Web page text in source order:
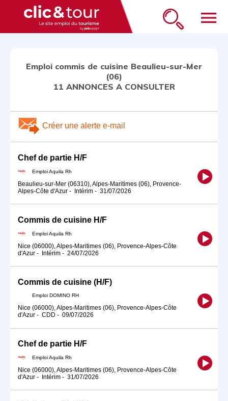
menu
Emploi commis de cuisine Beaulieu-sur-Mer
(06)
11 ANNONCES A CONSULTER
Créer une alerte e-mail
Chef de partie H/F
Emploi Aquila Rh
Beaulieu-sur-Mer (06310), Alpes-Maritimes (06), Provence-
Alpes-Côte d'Azur - Intérim - 31/07/2026
Commis de cuisine H/F
Emploi Aquila Rh
Nice (06000), Alpes-Maritimes (06), Provence-Alpes-Côte
d'Azur - Intérim - 24/07/2026
Commis de cuisine (H/F)
Emploi DOMINO RH
Nice (06000), Alpes-Maritimes (06), Provence-Alpes-Côte
d'Azur - CDD - 09/07/2026
Chef de partie H/F
Emploi Aquila Rh
Nice (06000), Alpes-Maritimes (06), Provence-Alpes-Côte
d'Azur - Intérim - 31/07/2026